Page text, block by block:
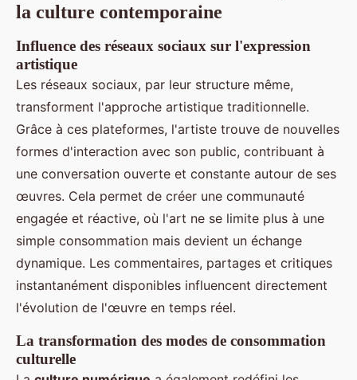
la culture contemporaine
Influence des réseaux sociaux sur l'expression
artistique
Les réseaux sociaux, par leur structure même,
transforment l'approche artistique traditionnelle.
Grâce à ces plateformes, l'artiste trouve de nouvelles
formes d'interaction avec son public, contribuant à
une conversation ouverte et constante autour de ses
œuvres. Cela permet de créer une communauté
engagée et réactive, où l'art ne se limite plus à une
simple consommation mais devient un échange
dynamique. Les commentaires, partages et critiques
instantanément disponibles influencent directement
l'évolution de l'œuvre en temps réel.
La transformation des modes de consommation
culturelle